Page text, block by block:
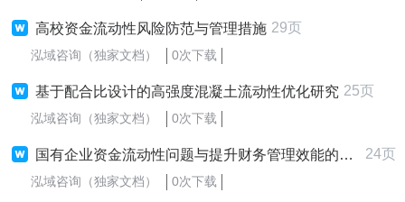
高校资金流动性风险防范与管理措施 29页
泓域咨询（独家文档） 0次下载
基于配合比设计的高强度混凝土流动性优化研究 25页
泓域咨询（独家文档） 0次下载
国有企业资金流动性问题与提升财务管理效能的措施 24页
泓域咨询（独家文档） 0次下载